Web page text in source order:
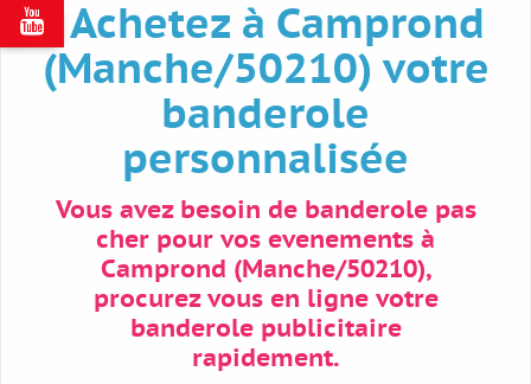

Achetez à Camprond
(Manche/50210) votre
banderole
personnalisée
Vous avez besoin de banderole pas
cher pour vos evenements à
Camprond (Manche/50210),
procurez vous en ligne votre
banderole publicitaire
rapidement.